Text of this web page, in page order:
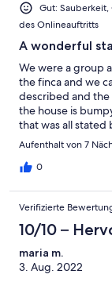
Gut:
des Onlineauftritts
A wonderful
We were a group
the finca and we
described and the
the house is
that was all
instructions how
Aufenthalt von 7
0
Verifizierte
10/10 –
maria m.
3. Aug. 2022